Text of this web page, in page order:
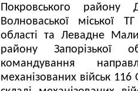
Покровського району
Волноваської міської
області та Левадне
району Запорізької
командування
механізованих військ